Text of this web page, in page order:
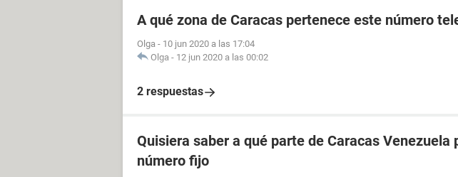
A qué zona de Caracas pertenece este número
Olga - 10 jun 2020 a las 17:04
Olga - 12 jun 2020 a las 00:02
2 respuestas
Quisiera saber a qué parte de Caracas Venezuela
número fijo